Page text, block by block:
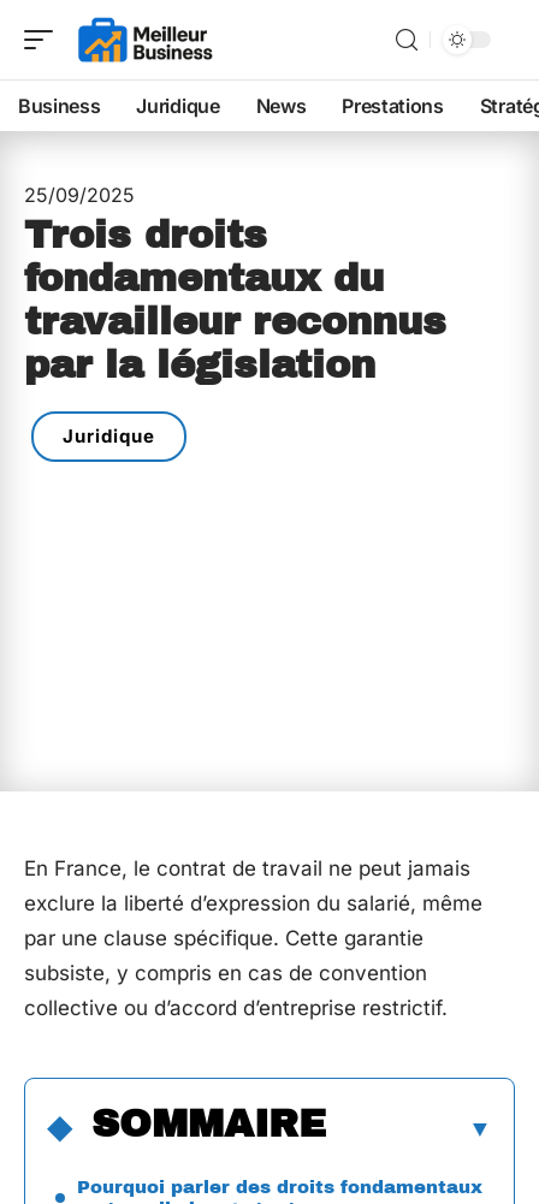
Business Juridique News Prestations
25/09/2025
Trois droits
fondamentaux du
travailleur reconnus
par la législation
Juridique
En France, le contrat de travail ne peut jamais
exclure la liberté d’expression du salarié, même
par une clause spécifique. Cette garantie
subsiste, y compris en cas de convention
collective ou d’accord d’entreprise restrictif.
SOMMAIRE
Pourquoi parler des droits fondamentaux